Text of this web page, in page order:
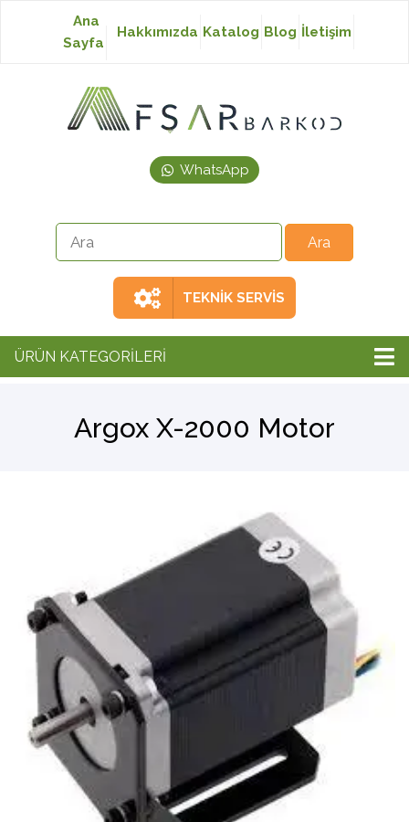
Baskısız Etiket
Japon Akmaz Yıkama
Ribon
Ana
Sayfa
Hakkımızda Katalog Blog İletişim
WhatsApp
TEKNİK SERVİS
ÜRÜN KATEGORİLERİ
Argox X-2000 Motor